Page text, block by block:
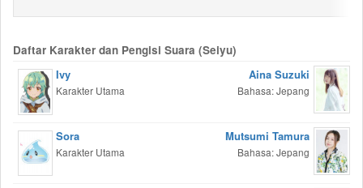
Daftar Karakter dan Pengisi Suara (Seiyu)
Ivy
Karakter Utama
Aina Suzuki
Bahasa: Jepang
Sora
Karakter Utama
Mutsumi Tamura
Bahasa: Jepang